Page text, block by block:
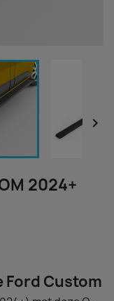

2024+
Ford Custom